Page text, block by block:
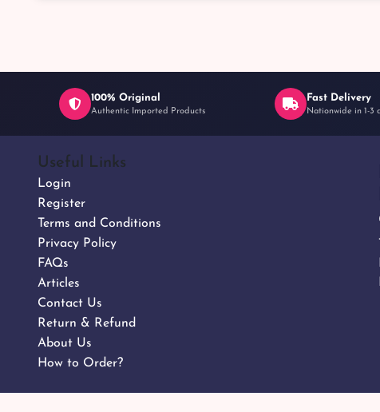
100% Original
Authentic Imported Products
Fast Delivery
Nationwide in 1-3
Useful Links
Login
Register
Terms and Conditions
Privacy Policy
FAQs
Articles
Contact Us
Return & Refund
About Us
How to Order?